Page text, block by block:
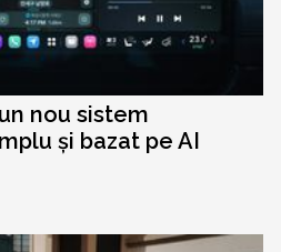
nou sistem
și bazat pe AI